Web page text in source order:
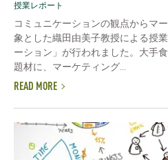
授業レポート
コミュニケーションの観点からマ
象とした織田由美子教授による授
ーション」が行われました。大手
題材に、マーケティング...
READ MORE